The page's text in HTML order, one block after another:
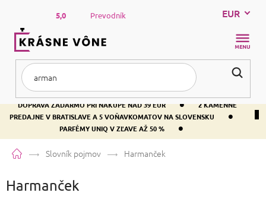
obsah
DOPRAVA ZADARMO PRI NÁKUPE NAD 39 EUR •
2 KAMENNÉ
PREDAJNE V BRATISLAVE A 5 VOŇAVKOMATOV NA SLOVENSKU
•
PARFÉMY UNIQ V ZĽAVE AŽ 50 % •
5,0 Prevodník EUR
DomovSlovník pojmov Harmanček
Harmanček